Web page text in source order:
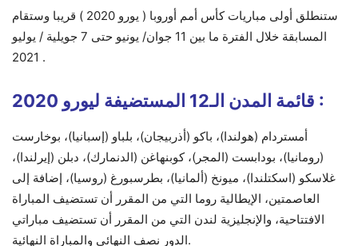
ستنطلق أولى مباريات كأس أمم أوروبا ( يورو 2020 ) قريبا وستقام
المسابقة خلال الفترة ما بين 11 جوان/ يونيو حتى 7 جويلية / يوليو
2021 .
قائمة المدن الـ12 المستضيفة ليورو 2020 :
أمستردام (هولندا)، باكو (أذربيجان)، بلباو (إسبانيا)، بوخارست
(رومانيا)، بودابست (المجر)، كوبنهاغن (الدنمارك)، دبلن (إيرلندا)،
غلاسكو (اسكتلندا)، ميونخ (ألمانيا)، بطرسبورغ (روسيا)، إضافة إلى
العاصمتين، الإيطالية روما التي من المقرر أن تستضيف المباراة
الافتتاحية، والإنجليزية لندن التي من المقرر أن تستضيف مباراتي
الدور نصف النهائي والمباراة النهائية.